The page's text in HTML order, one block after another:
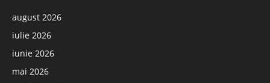
august 2026
iulie 2026
iunie 2026
mai 2026